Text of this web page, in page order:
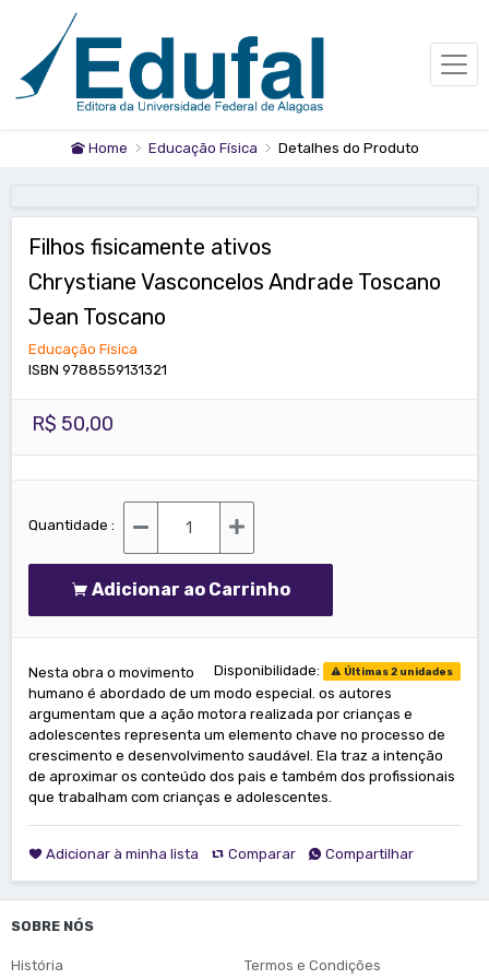
Home Educação Física Detalhes do Produto
Filhos fisicamente ativos
Chrystiane Vasconcelos Andrade Toscano
Jean Toscano
Educação Física
ISBN 9788559131321
R$ 50,00
Quantidade :
Adicionar ao Carrinho
Disponibilidade: Últimas 2 unidades
Nesta obra o movimento
humano é abordado de um modo especial. os autores
argumentam que a ação motora realizada por crianças e
adolescentes representa um elemento chave no processo de
crescimento e desenvolvimento saudável. Ela traz a intenção
de aproximar os conteúdo dos pais e também dos profissionais
que trabalham com crianças e adolescentes.
Adicionar à minha lista Comparar Compartilhar
SOBRE NÓS
História Termos e Condições